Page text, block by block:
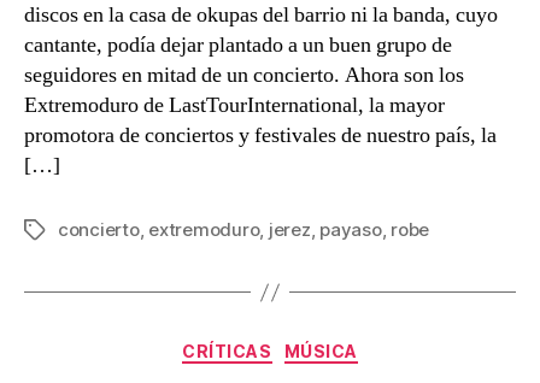
Chapín
(Jerez)
–
24/Oct./2008
discos en la casa de okupas del barrio ni la banda, cuyo
cantante, podía dejar plantado a un buen grupo de
seguidores en mitad de un concierto. Ahora son los
Extremoduro de LastTourInternational, la mayor
promotora de conciertos y festivales de nuestro país, la
[…]
Etiquetas
concierto, extremoduro, jerez, payaso, robe
Categorías
CRÍTICAS MÚSICA